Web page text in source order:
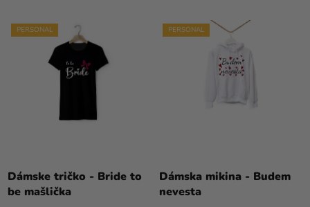
PERSONAL
Dámske tričko - Bride to
be mašlička
PERSONAL
Dámska mikina - Budem
nevesta